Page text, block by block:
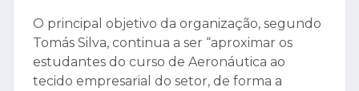
O principal objetivo da organização, segundo
Tomás Silva, continua a ser “aproximar os
estudantes do curso de Aeronáutica ao
tecido empresarial do setor, de forma a